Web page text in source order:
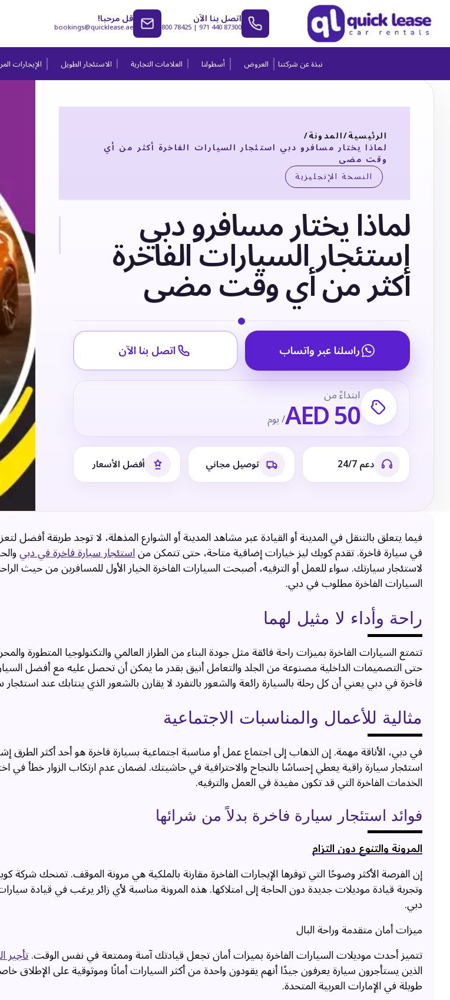
اتصل بنا الآن800 78425 |971 440 87300 قل مرحبا!
bookings@quicklease.ae
نبذة عن شركتنا العروض أسطولنا العلامات التجارية الاستئجار الطويل الإيجارات
الرئيسية/المدونة/
لماذا يختار مسافرو دبي استئجار السيارات الفاخرة أكثر من أي
وقت مضى
النسخة الإنجليزية
لماذا يختار مسافرو دبي
استئجار السيارات الفاخرة
أكثر من أي وقت مضى
راسلنا عبر واتساب اتصل بنا الآن
ابتداءً من
AED 50/ يوم
دعم 24/7 توصيل مجاني أفضل الأسعار
فيما يتعلق بالتنقل في المدينة أو القيادة عبر مشاهد المدينة أو الشوارع المذهلة، لا توجد طريقة أفضل
في سيارة فاخرة. تقدم كويك ليز خيارات إضافية متاحة، حتى تتمكن مناستئجار سيارة فاخرة في دبي
لاستئجار سيارتك. سواء للعمل أو الترفيه، أصبحت السيارات الفاخرة الخيار الأول للمسافرين من حيث
السيارات الفاخرة مطلوب في دبي.
راحة وأداء لا مثيل لهما
تتمتع السيارات الفاخرة بميزات راحة فائقة مثل جودة البناء من الطراز العالمي والتكنولوجيا المتطورة
حتى التصميمات الداخلية مصنوعة من الجلد والتعامل أنيق بقدر ما يمكن أن تحصل عليه مع أفضل
فاخرة في دبي يعني أن كل رحلة بالسيارة رائعة والشعور بالتفرد لا يقارن بالشعور الذي ينتابك عند استئجار
مثالية للأعمال والمناسبات الاجتماعية
في دبي، الأناقة مهمة. إن الذهاب إلى اجتماع عمل أو مناسبة اجتماعية بسيارة فاخرة هو أحد أكثر الطرق
استئجار سيارة راقية يعطي إحساسًا بالنجاح والاحترافية في حاشيتك. لضمان عدم ارتكاب الزوار خطأ في
الخدمات الفاخرة التي قد تكون مفيدة في العمل والترفيه.
فوائد استئجار سيارة فاخرة بدلاً من شرائها
المرونة والتنوع دون التزام
إن الفرصة الأكثر وضوحًا التي توفرها الإيجارات الفاخرة مقارنة بالملكية هي مرونة الموقف. تمنحك شركة
وتجربة قيادة موديلات جديدة دون الحاجة إلى امتلاكها. هذه المرونة مناسبة لأي زائر يرغب في قيادة
دبي.
ميزات أمان متقدمة وراحة البال
تتميز أحدث موديلات السيارات الفاخرة بميزات أمان تجعل قيادتك آمنة وممتعة في نفس الوقت.تأجير
الذين يستأجرون سيارة يعرفون جيدًا أنهم يقودون واحدة من أكثر السيارات أمانًا وموثوقية على الإطلاق
طويلة في الإمارات العربية المتحدة.